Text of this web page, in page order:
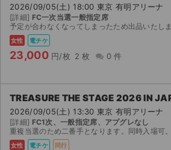
2026/09/05(土) 18:00 東京 有明アリーナ
[詳細] FC一次当選一般指定席
予定が合わなくなってしまったため出品いたします。 ファンクラブ先行で当選したチケットです。 【お渡し方法】 親チケのためログイ
女性 電チケ
23,000 円/枚 2 枚 0 件
TREASURE THE STAGE 2026 IN
2026/09/05(土) 13:30 東京 有明アリーナ
[詳細] FC1次、一般指定席、アプグレなし
重複当選のため二番手となります。同時入場可。
女性 電チケ 同行